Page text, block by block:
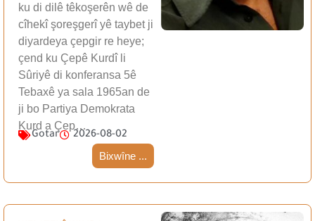
ku di dilê têkoşerên wê de
cîhekî şoreşgerî yê taybet ji
diyardeya çepgir re heye;
çend ku Çepê Kurdî li
Sûriyê di konferansa 5ê
Tebaxê ya sala 1965an de
ji bo Partiya Demokrata
Kurd a Çep…
Gotar 2026-08-02
Bixwîne ...